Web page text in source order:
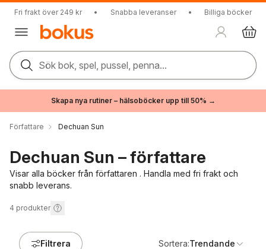
Fri frakt över 249 kr • Snabba leveranser • Billiga böcker
Sök bok, spel, pussel, penna...
Skapa nya rutiner – hälsoböcker upp till 50% →
Författare Dechuan Sun
Dechuan Sun – författare
Visar alla böcker från författaren . Handla med fri frakt och
snabb leverans.
4 produkter
Filtrera Sortera:Trendande